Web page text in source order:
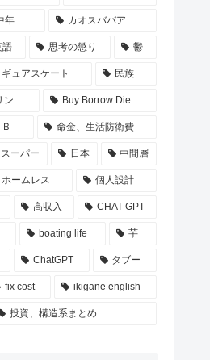
年 カオスババア
語 思考の懲り 鬱
ュアスケート 民族
ン Buy Borrow Die
命金、生活防衛費
ーパー 日本 中間層
ホームレス 個人設計
高収入 CHAT GPT
boating life 芋
ChatGPT タブー
fix cost ikigane english
投資、構造系まとめ